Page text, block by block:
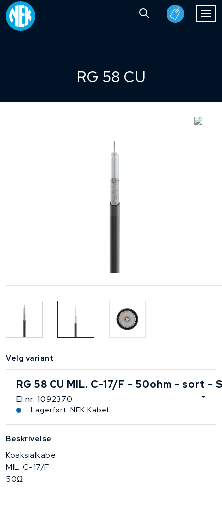
RG 58 CU
Velg variant
RG 58 CU MIL. C-17/F - 50ohm - sort -
El.nr: 1092370
Lagerført: NEK Kabel
Beskrivelse
Koaksialkabel
MIL. C-17/F
50Ω